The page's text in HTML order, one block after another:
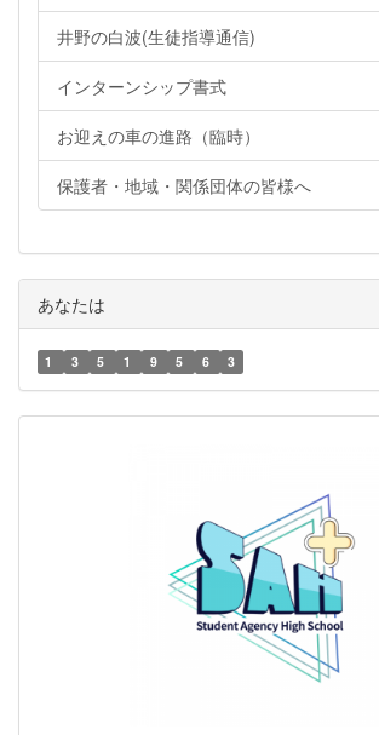
井野の白波(生徒指導通信)
インターンシップ書式
お迎えの車の進路（臨時）
保護者・地域・関係団体の皆様へ
あなたは
1 3 5 1 9 5 6 3